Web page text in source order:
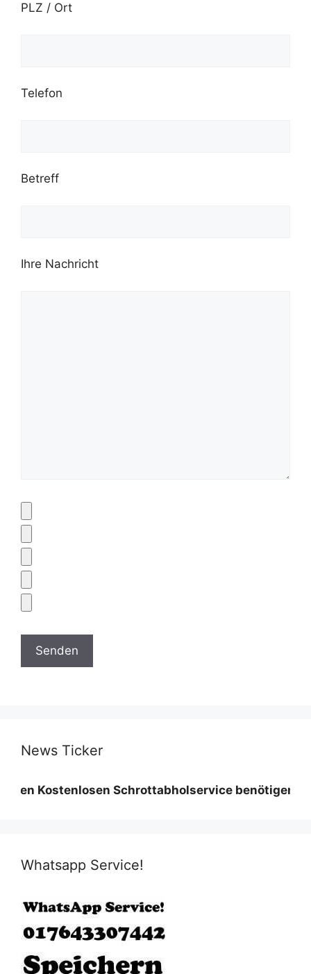
PLZ / Ort
Telefon
Betreff
Ihre Nachricht
News Ticker
Schrottabholservice benötigen wir eine
Whatsapp Service!